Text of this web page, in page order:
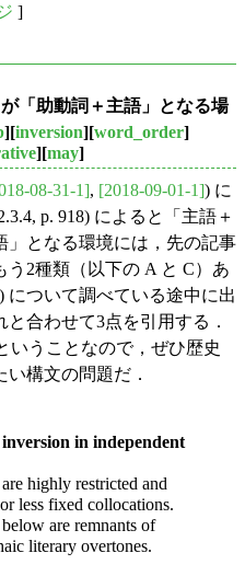
]
「助動詞＋主語」となる場
][inversion][word_order]
][may]
08-31-1], [2018-09-01-1]) に
p. 918) によると「主語＋
」となる環境には，先の記事
2種類（以下の A と C）あ
について調べている途中に出
合わせて3点を引用する．
いうことなので，ぜひ歴史
構文の問題だ．
inversion in independent
highly restricted and
less fixed collocations.
are remnants of
literary overtones.